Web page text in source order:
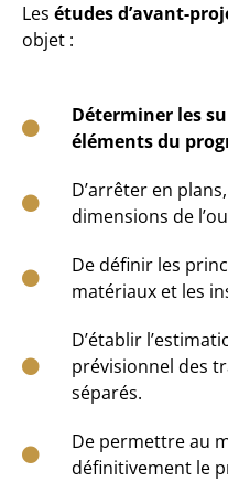
Les études d’avant-
objet :
Déterminer les
éléments du
D’arrêter en
dimensions de
De définir les
matériaux et les
D’établir
prévisionnel des
séparés.
De permettre au
définitivement le